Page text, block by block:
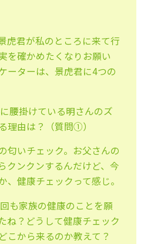
虎君が私のところに来て行
を確かめたくなりお願い
ーターは、景虎君に4つの
腰掛けている明さんのズ
理由は？（質問①）
匂いチェック。お父さんの
クンクンするんだけど、今
、健康チェックって感じ。
も家族の健康のことを願
ね？どうして健康チェック
こから来るのか教えて？